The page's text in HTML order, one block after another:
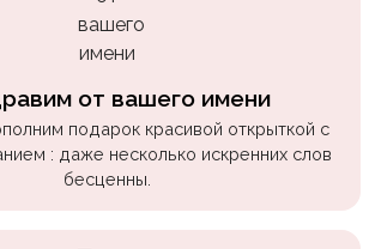
от вашего имени
подарок красивой открыткой с
: даже несколько искренних слов
бесценны.